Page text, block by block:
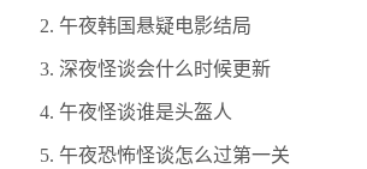
午夜韩国悬疑电影结局
深夜怪谈会什么时候更新
午夜怪谈谁是头盔人
午夜恐怖怪谈怎么过第一关